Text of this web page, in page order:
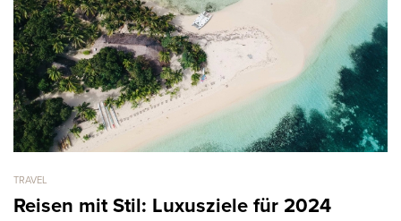
TRAVEL
Reisen mit Stil: Luxusziele für 2024